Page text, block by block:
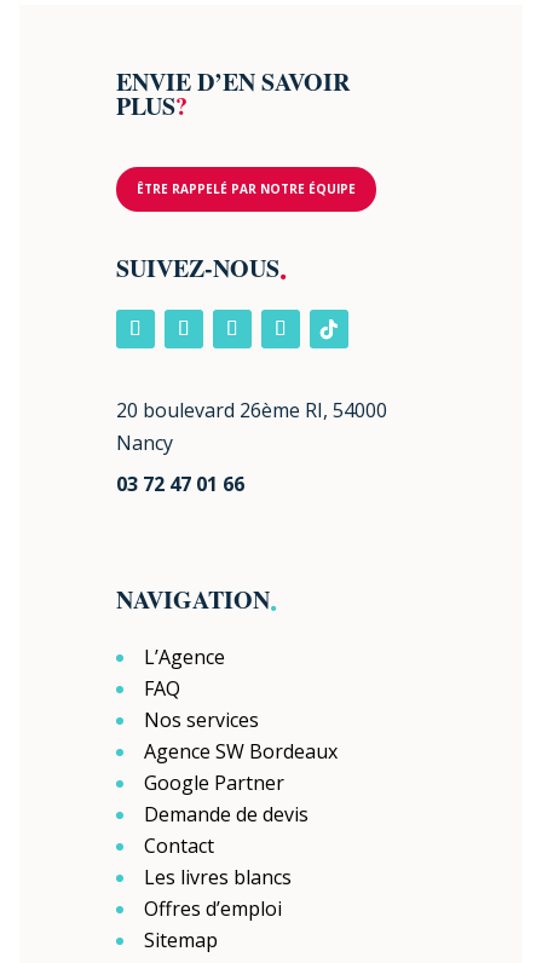
ENVIE D’EN SAVOIR
PLUS?
ÊTRE RAPPELÉ PAR NOTRE ÉQUIPE
SUIVEZ-NOUS.
20 boulevard 26ème RI, 54000
Nancy
03 72 47 01 66
NAVIGATION.
L’Agence
FAQ
Nos services
Agence SW Bordeaux
Google Partner
Demande de devis
Contact
Les livres blancs
Offres d’emploi
Sitemap